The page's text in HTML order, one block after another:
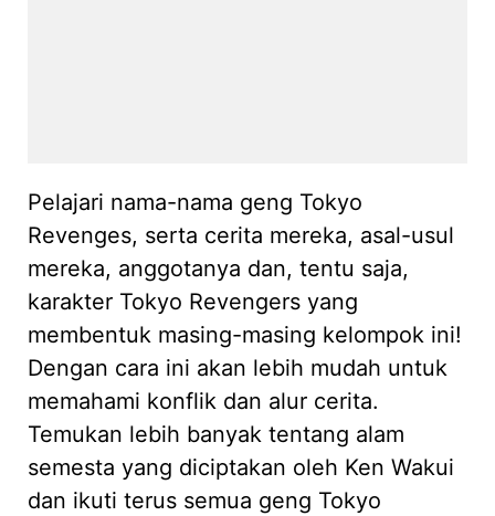
Pelajari nama-nama geng Tokyo
Revenges, serta cerita mereka, asal-usul
mereka, anggotanya dan, tentu saja,
karakter Tokyo Revengers yang
membentuk masing-masing kelompok ini!
Dengan cara ini akan lebih mudah untuk
memahami konflik dan alur cerita.
Temukan lebih banyak tentang alam
semesta yang diciptakan oleh Ken Wakui
dan ikuti terus semua geng Tokyo